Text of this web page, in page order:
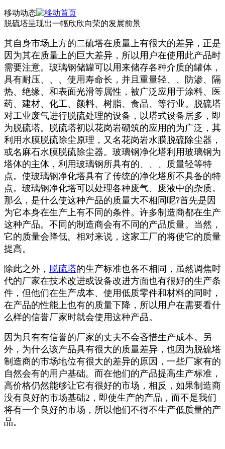
移动动态
脱硫塔呈现出一幅欣欣向荣的发展前景
其自身市场上方的二硫塔在质量上有很大的差异，正是
因为其在质量上的巨大差异，所以用户在使用此产品时
需要注意。玻璃钢储罐可以用来储存各种介质的罐体，
具有耐压、、、使用寿命长，并且重量轻、、防渗、隔
热、绝缘、和表面光滑等属性，被广泛应用于涂料、医
药、建材、化工、颜料、树脂、食品、等行业。脱硫塔
对工业废气进行脱硫处理的设备，以塔式设备居多，即
为脱硫塔。脱硫塔初以花岗岩砌筑的应用的为广泛，其
利用水膜脱硫除尘原理，又名花岗岩水膜脱硫除尘器，
或名麻石水膜脱硫除尘器。玻璃钢净化塔利用玻璃钢为
塔体的主体，利用玻璃钢所具有的、、、质量轻等特
点。使玻璃钢净化塔具有了传统的净化塔所不具备的特
点。玻璃钢净化塔可以处理各种废气、废液中的杂质。
那么，是什么使这种产品的质量大不相同呢?首先是因
为它本身在生产上有不同的条件。许多制造商都在生产
这种产品。不同的制造商会有不同的产品质量。当然，
它的质量会降低。相对来说，这家工厂的将使它的质量
提高。
除此之外， 脱硫塔的生产标准也各不相同，虽然调焦时
代的厂家在技术改进或设备改进方面也有很好的生产条
件，但他们在生产成本、使用低质零件和材料的同时，
在产品的性能上也有的质量下降，所以用户在需要看什
么样的信誉厂家时就会使用这种产品。
因为只有有信誉的厂家的丈夫不会吝惜生产成本。另
外，为什么该产品具有很大的质量差异，也因为脱硫塔
制造商的市场地位有很大的差异的原因，一些厂家有的
自然会有的用户基础。而在他们的产品提高生产标准，
高价格仍然能够让它有很好的市场，相反，如果制造商
没有良好的市场基础2，即使生产的产品，而不是我们
将有一个良好的市场，所以他们不得不生产低质量的产
品。